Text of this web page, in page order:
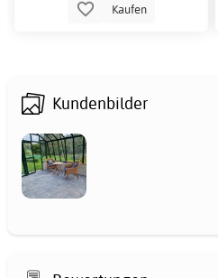
Kaufen
Kundenbilder